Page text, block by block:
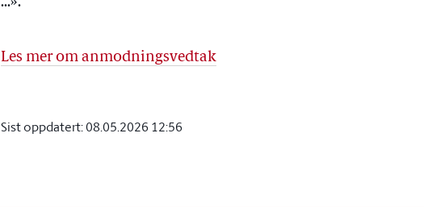
Les mer om anmodningsvedtak
Sist oppdatert:08.05.2026 12:56